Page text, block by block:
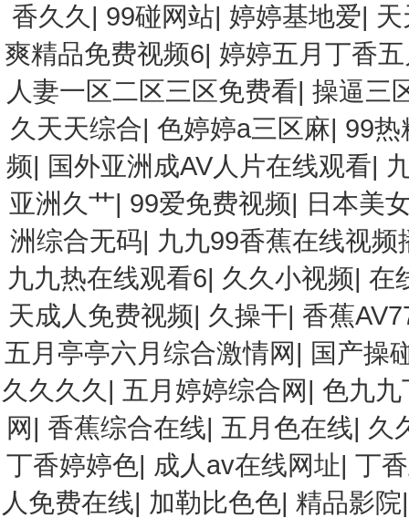
香久久 | 99碰网站| 婷婷基地爱|
爽精品免费视频6| 婷婷五月丁香
人妻一区二区三区免费看| 操逼三
久天天综合| 色婷婷a三区麻| 99热
频| 国外亚洲成AV人片在线观看|
亚洲久艹| 99爱免费视频| 日本美
洲综合无码| 九九99香蕉在线视频
九九热在线观看6| 久久小视频| 在
天成人免费视频| 久操干| 香蕉
五月亭亭六月综合激情网| 国产操
久久久久 | 五月婷婷综合网| 色九九
网| 香蕉综合在线| 五月色在线| 久
丁香婷婷色| 成人av在线网址|丁
人免费在线| 加勒比色色| 精品影院